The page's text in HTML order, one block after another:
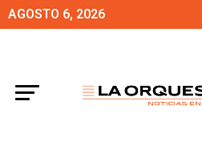
AGOSTO 6, 2026